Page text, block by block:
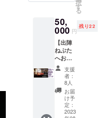
この商
品は三
浦酒造
株式会
社が製
造し、
酒類販
売業免
許証(通
信販売
含む)を
有する
柳田商
生で
す。
満の者
による
飲酒は
法令で
禁止さ
れてい
ます。
20歳未
満の方
はこの
リター
ン
【「豊
盃・義
塾ラベ
ル」
「田
酒・義
塾ラベ
ル」
セット
の購入
権利】
択
す
る
50,
000 円
残り22
【出陣
ねぷた
へお名
前掲
出・前
灯籠】
2023年
8月の弘
前ねぷ
たまつ
支援
者：
8人
お届
け予
定：
2023